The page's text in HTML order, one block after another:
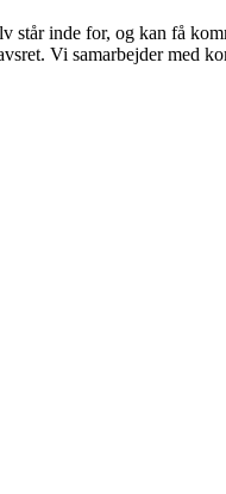
inde for, og kan få
Vi samarbejder med